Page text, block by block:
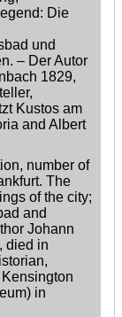
Die
und
– Der Autor
1829,
Kustos am
and Albert
number of
The
of the city;
and
Johann
died in
in